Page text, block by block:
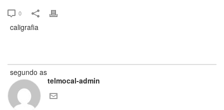
0
telmocal-admin